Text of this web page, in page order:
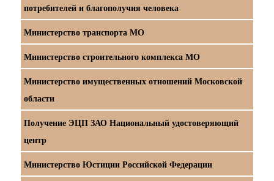
потребителей и благополучия человека
Министерство транспорта МО
Министерство строительного комплекса МО
Министерство имущественных отношений Московской
области
Получение ЭЦП ЗАО Национальный удостоверяющий
центр
Министерство Юстиции Российской Федерации